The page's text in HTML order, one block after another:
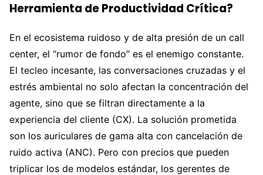
Herramienta de Productividad Crítica?
En el ecosistema ruidoso y de alta presión de un call
center, el “rumor de fondo” es el enemigo constante.
El tecleo incesante, las conversaciones cruzadas y el
estrés ambiental no solo afectan la concentración del
agente, sino que se filtran directamente a la
experiencia del cliente (CX). La solución prometida
son los auriculares de gama alta con cancelación de
ruido activa (ANC). Pero con precios que pueden
triplicar los de modelos estándar, los gerentes de